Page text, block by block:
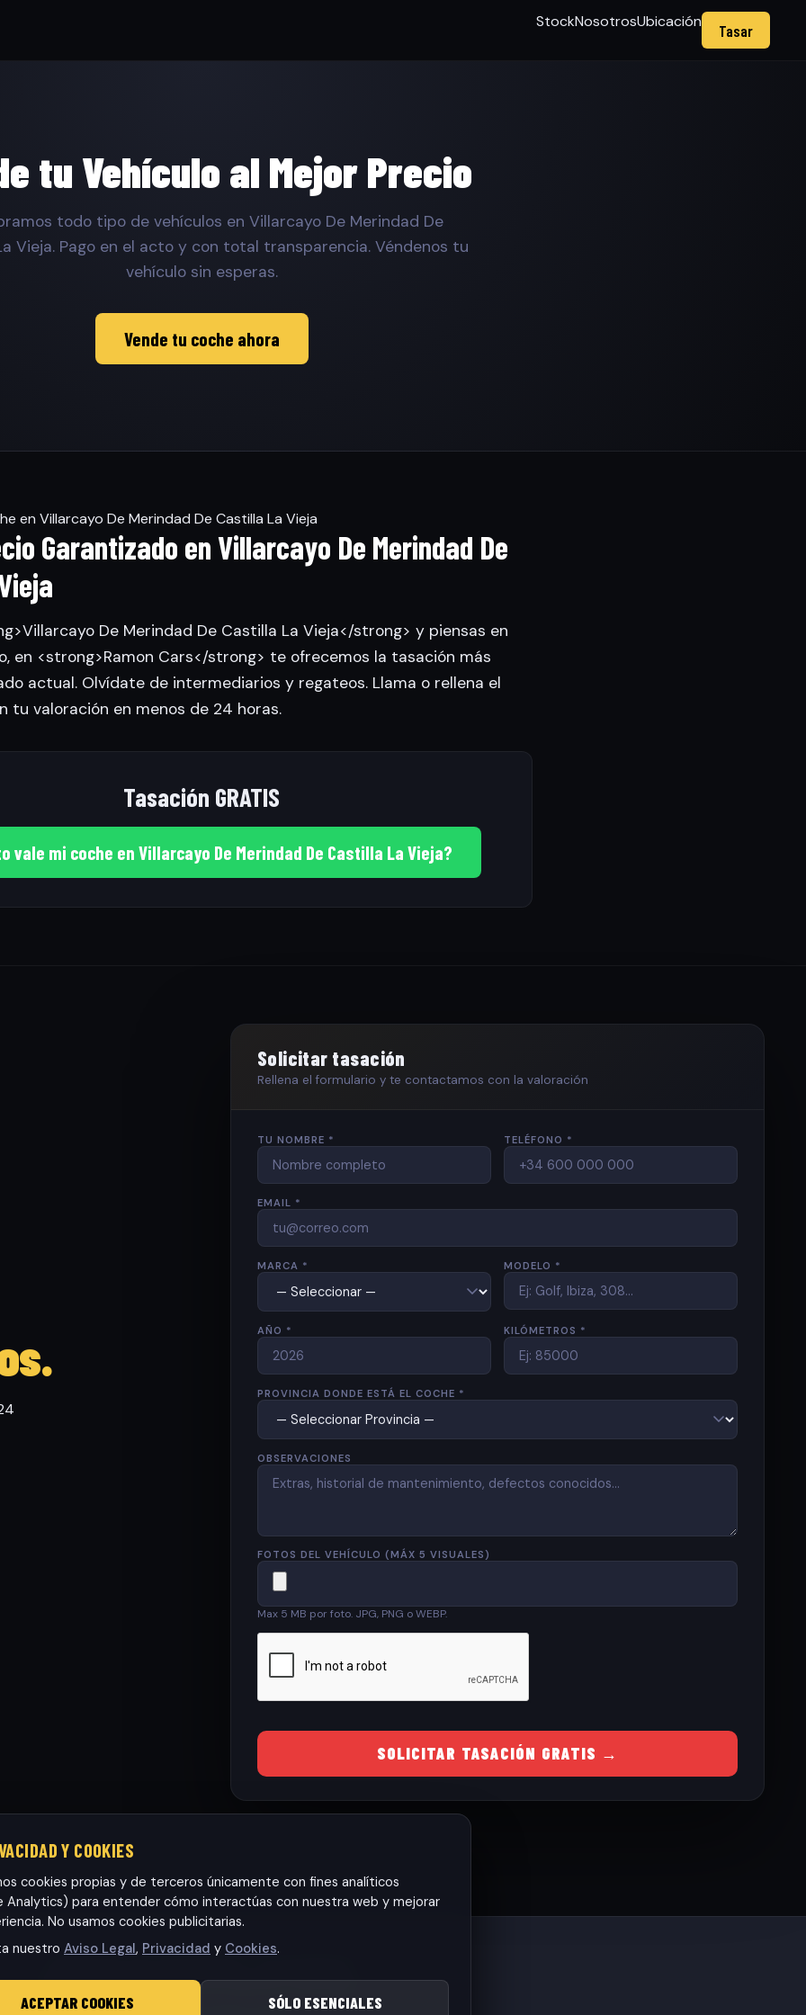
StockNosotrosUbicación Tasar
tu Vehículo al Mejor Precio
todo tipo de vehículos en Villarcayo De Merindad De
Vieja. Pago en el acto y con total transparencia. Véndenos tu
vehículo sin esperas.
Vende tu coche ahora
en Villarcayo De Merindad De Castilla La Vieja
Garantizado en Villarcayo De Merindad De
De Merindad De Castilla La Vieja</strong> y piensas en
en <strong>Ramon Cars</strong> te ofrecemos la tasación más
actual. Olvídate de intermediarios y regateos. Llama o rellena el
tu valoración en menos de 24 horas.
Tasación GRATIS
vale mi coche en Villarcayo De Merindad De Castilla La Vieja?
Solicitar tasación
Rellena el formulario y te contactamos con la valoración
TU NOMBRE * TELÉFONO *
EMAIL *
MARCA * MODELO *
AÑO * KILÓMETROS *
PROVINCIA DONDE ESTÁ EL COCHE *
OBSERVACIONES
FOTOS DEL VEHÍCULO (MÁX 5 VISUALES)
Max 5 MB por foto. JPG, PNG o WEBP.
SOLICITAR TASACIÓN GRATIS →
© 2026 RamonCars. Todos los derechos reservados.
Y COOKIES
cookies propias y de terceros únicamente con fines analíticos
Analytics) para entender cómo interactúas con nuestra web y mejorar
No usamos cookies publicitarias.
nuestro Aviso Legal, Privacidad y Cookies.
ACEPTAR COOKIES SÓLO ESENCIALES